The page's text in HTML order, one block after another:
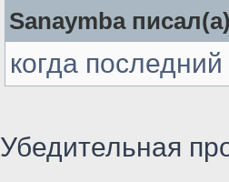
Sanaymba
когда
Убедительная